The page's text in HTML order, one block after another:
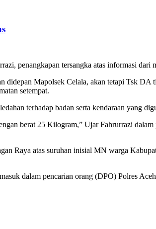
penangkapan tersangka atas informasi dari
didepan Mapolsek Celala, akan tetapi Tsk
setempat.
terhadap badan serta kendaraan yang
berat 25 Kilogram,” Ujar Fahrurrazi
Raya atas suruhan inisial MN warga
dalam pencarian orang (DPO) Polres